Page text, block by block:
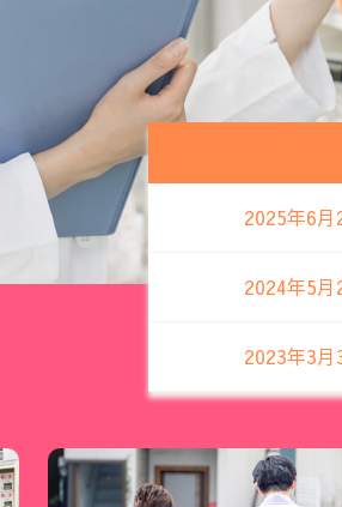
2025年6月
2024年5月
2023年3月